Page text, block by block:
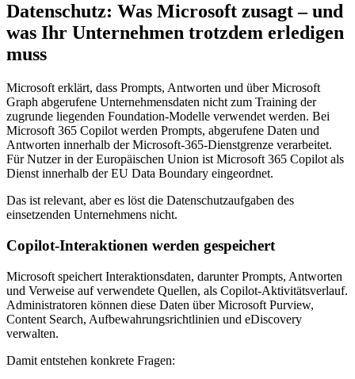
Datenschutz: Was Microsoft zusagt – und
was Ihr Unternehmen trotzdem erledigen
muss
Microsoft erklärt, dass Prompts, Antworten und über Microsoft
Graph abgerufene Unternehmensdaten nicht zum Training der
zugrunde liegenden Foundation-Modelle verwendet werden. Bei
Microsoft 365 Copilot werden Prompts, abgerufene Daten und
Antworten innerhalb der Microsoft-365-Dienstgrenze verarbeitet.
Für Nutzer in der Europäischen Union ist Microsoft 365 Copilot als
Dienst innerhalb der EU Data Boundary eingeordnet.
Das ist relevant, aber es löst die Datenschutzaufgaben des
einsetzenden Unternehmens nicht.
Copilot-Interaktionen werden gespeichert
Microsoft speichert Interaktionsdaten, darunter Prompts, Antworten
und Verweise auf verwendete Quellen, als Copilot-Aktivitätsverlauf.
Administratoren können diese Daten über Microsoft Purview,
Content Search, Aufbewahrungsrichtlinien und eDiscovery
verwalten.
Damit entstehen konkrete Fragen: